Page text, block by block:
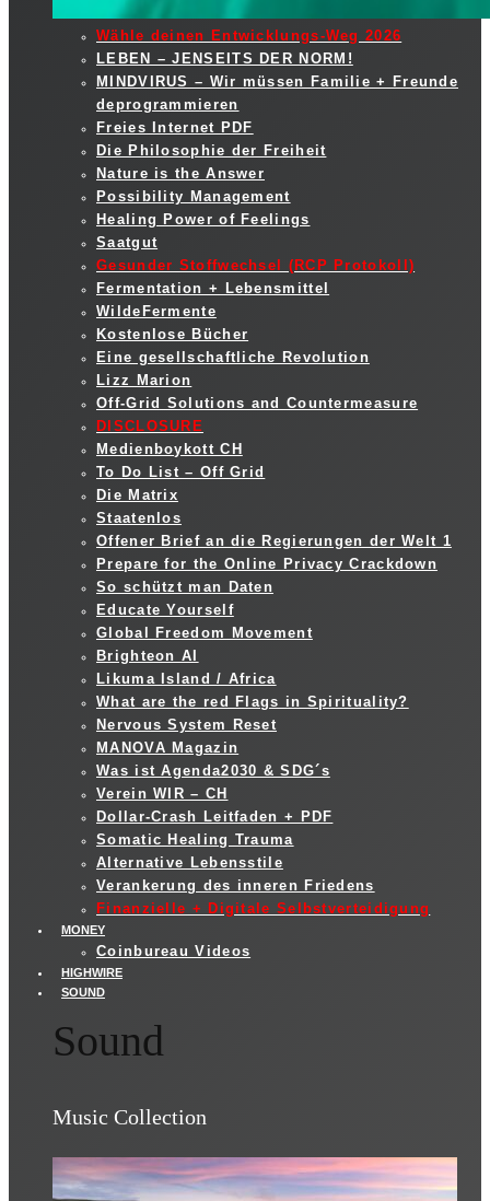
Wähle deinen Entwicklungs-Weg 2026
LEBEN – JENSEITS DER NORM!
MINDVIRUS – Wir müssen Familie + Freunde
deprogrammieren
Freies Internet PDF
Die Philosophie der Freiheit
Nature is the Answer
Possibility Management
Healing Power of Feelings
Saatgut
Gesunder Stoffwechsel (RCP Protokoll)
Fermentation + Lebensmittel
WildeFermente
Kostenlose Bücher
Eine gesellschaftliche Revolution
Lizz Marion
Off-Grid Solutions and Countermeasure
DISCLOSURE
Medienboykott CH
To Do List – Off Grid
Die Matrix
Staatenlos
Offener Brief an die Regierungen der Welt 1
Prepare for the Online Privacy Crackdown
So schützt man Daten
Educate Yourself
Global Freedom Movement
Brighteon AI
Likuma Island / Africa
What are the red Flags in Spirituality?
Nervous System Reset
MANOVA Magazin
Was ist Agenda2030 & SDG´s
Verein WIR – CH
Dollar-Crash Leitfaden + PDF
Somatic Healing Trauma
Alternative Lebensstile
Verankerung des inneren Friedens
Finanzielle + Digitale Selbstverteidigung
MONEY
Coinbureau Videos
HIGHWIRE
SOUND
Sound
Music Collection